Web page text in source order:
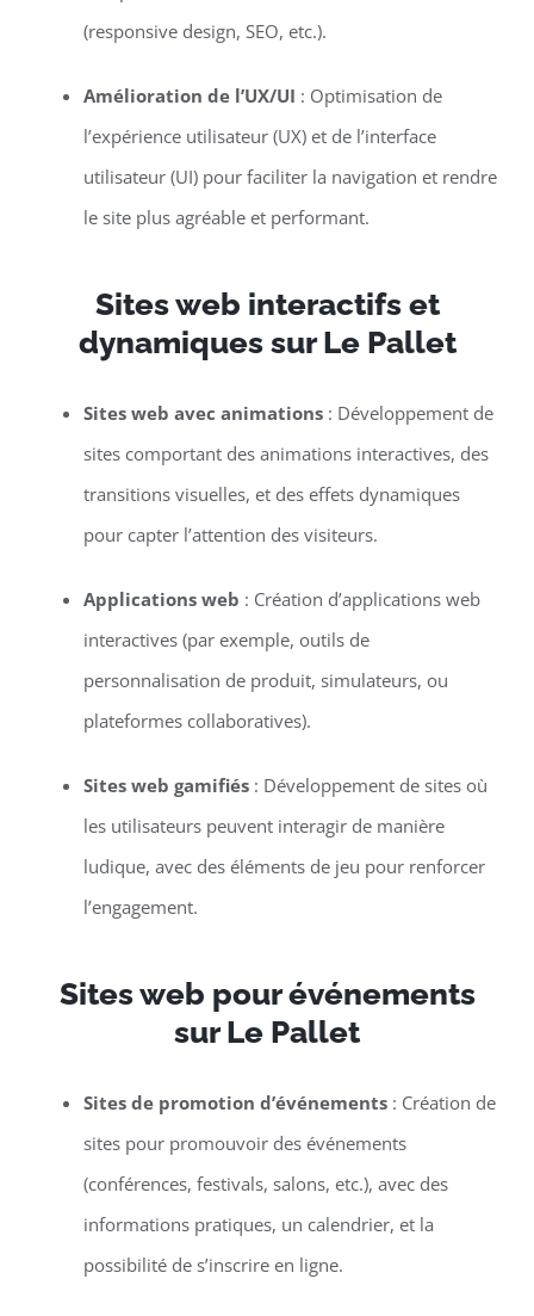
(responsive design, SEO, etc.).
Amélioration de l’UX/UI : Optimisation de
l’expérience utilisateur (UX) et de l’interface
utilisateur (UI) pour faciliter la navigation et rendre
le site plus agréable et performant.
Sites web interactifs et
dynamiques sur Le Pallet
Sites web avec animations: Développement de
sites comportant des animations interactives, des
transitions visuelles, et des effets dynamiques
pour capter l’attention des visiteurs.
Applications web : Création d’applications web
interactives (par exemple, outils de
personnalisation de produit, simulateurs, ou
plateformes collaboratives).
Sites web gamifiés: Développement de sites où
les utilisateurs peuvent interagir de manière
ludique, avec des éléments de jeu pour renforcer
l’engagement.
Sites web pour événements
sur Le Pallet
Sites de promotion d’événements: Création de
sites pour promouvoir des événements
(conférences, festivals, salons, etc.), avec des
informations pratiques, un calendrier, et la
possibilité de s’inscrire en ligne.